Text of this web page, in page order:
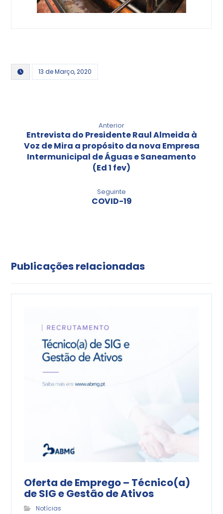
13 de Março, 2020
Anterior
Entrevista do Presidente Raul Almeida à
Voz de Mira a propósito da nova Empresa
Intermunicipal de Águas e Saneamento
(Ed 1 fev)
Seguinte
COVID-19
Publicações relacionadas
Oferta de Emprego – Técnico(a)
de SIG e Gestão de Ativos
Notícias